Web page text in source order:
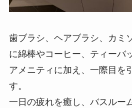
歯ブラシ、ヘアブラシ、カミ
に綿棒やコーヒー、ティーバ
アメニティに加え、一際目を
す。
一日の疲れを癒し、バスルー